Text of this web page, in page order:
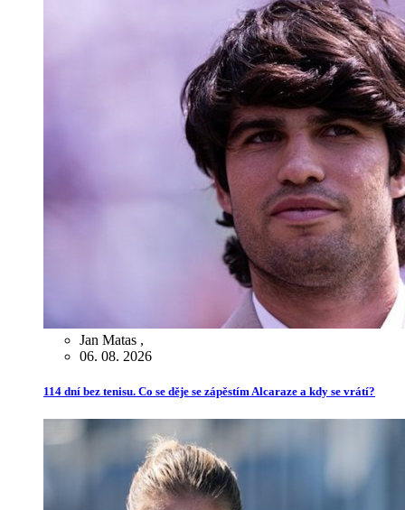
Jan Matas ,
06. 08. 2026
114 dní bez tenisu. Co se děje se zápěstím Alcaraze a kdy se vrátí?